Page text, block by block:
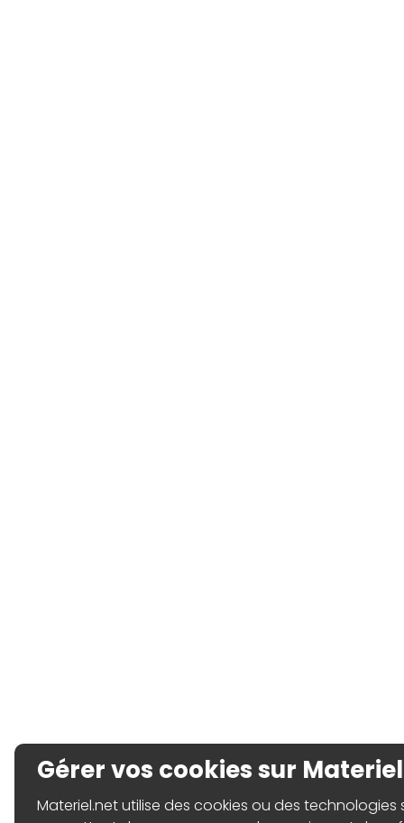
Gérer vos cookies sur
Materiel.net utilise des cookies ou des technologies